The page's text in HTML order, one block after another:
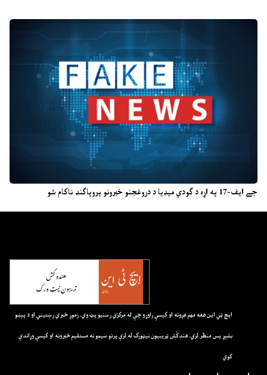
جے ایف-17 په اړه د ګودي میډیا د دروغجنو خبرونو پروپاګنډ ناکام شو
ايچ ټي اين هغه مهم غږونه او کيسې راوړو چې له مرکزي رسنيو پټ وي. زموږ خبري رښتيني او د پېښو
بشپړ پس منظر لري. هندکُش ټريبيون نيټورک له لرې پرتو سيمو نه مستقيم خبرونه او کيسې وړاندې
کوي